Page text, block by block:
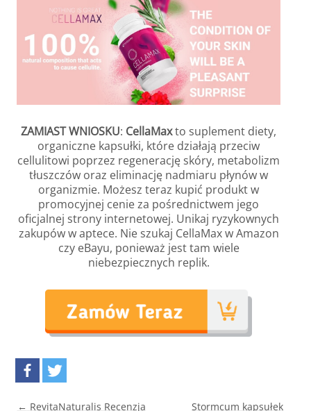
ZAMIAST WNIOSKU: CellaMaxto suplement diety,
organiczne kapsułki, które działają przeciw
cellulitowi poprzez regenerację skóry, metabolizm
tłuszczów oraz eliminację nadmiaru płynów w
organizmie. Możesz teraz kupić produkt w
promocyjnej cenie za pośrednictwem jego
oficjalnej strony internetowej. Unikaj ryzykownych
zakupów w aptece. Nie szukaj CellaMax w Amazon
czy eBayu, ponieważ jest tam wiele
niebezpiecznych replik.
Post navigation
← RevitaNaturalis Recenzja
Stormcum kapsułek